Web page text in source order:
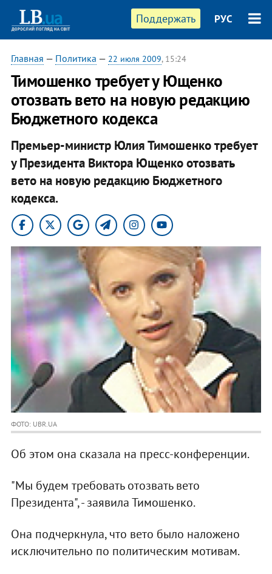
Поддержать РУС
Главная — Политика — 22 июля 2009, 15:24
Тимошенко требует у Ющенко
отозвать вето на новую редакцию
Бюджетного кодекса
Премьер-министр Юлия Тимошенко требует
у Президента Виктора Ющенко отозвать
вето на новую редакцию Бюджетного
кодекса.
ФОТО: UBR.UA
Об этом она сказала на пресс-конференции.
"Мы будем требовать отозвать вето
Президента", - заявила Тимошенко.
Она подчеркнула, что вето было наложено
исключительно по политическим мотивам.